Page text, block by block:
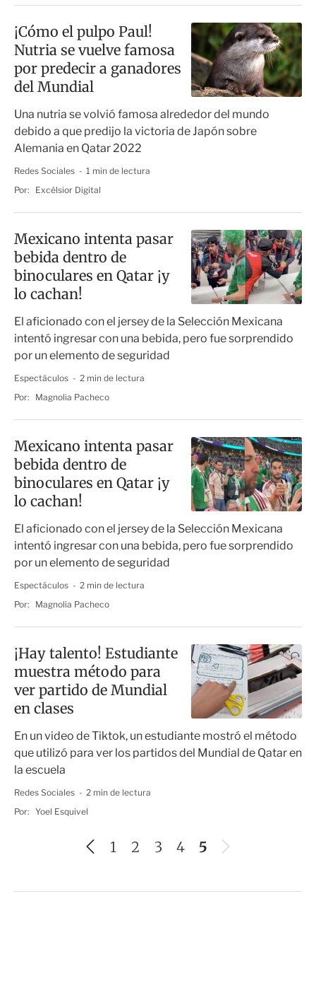
¡Cómo el pulpo Paul!
Nutria se vuelve famosa
por predecir a ganadores
del Mundial
Una nutria se volvió famosa alrededor del mundo
debido a que predijo la victoria de Japón sobre
Alemania en Qatar 2022
Redes Sociales
1 min de lectura
Por:
Excélsior Digital
Mexicano intenta pasar
bebida dentro de
binoculares en Qatar ¡y
lo cachan!
El aficionado con el jersey de la Selección Mexicana
intentó ingresar con una bebida, pero fue sorprendido
por un elemento de seguridad
Espectáculos
2 min de lectura
Por:
Magnolia Pacheco
Mexicano intenta pasar
bebida dentro de
binoculares en Qatar ¡y
lo cachan!
El aficionado con el jersey de la Selección Mexicana
intentó ingresar con una bebida, pero fue sorprendido
por un elemento de seguridad
Espectáculos
2 min de lectura
Por:
Magnolia Pacheco
¡Hay talento! Estudiante
muestra método para
ver partido de Mundial
en clases
En un video de Tiktok, un estudiante mostró el método
que utilizó para ver los partidos del Mundial de Qatar en
la escuela
Redes Sociales
2 min de lectura
Por: Yoel Esquivel
1 2 3 4 5